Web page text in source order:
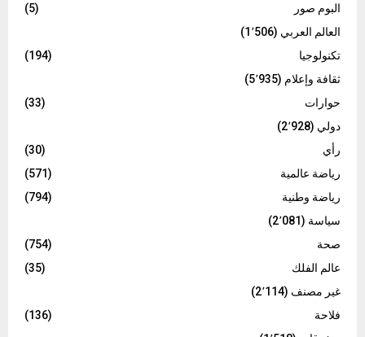
البوم صور
(5)
العالم العربي (1٬506)
تكنولوجيا
(194)
ثقافة وإعلام (5٬935)
حوارات
(33)
دولي (2٬928)
رأي
(30)
رياضة عالمية
(571)
رياضة وطنية
(794)
سياسة (2٬081)
صحة
(754)
عالم الفلك
(35)
غير مصنف (2٬114)
فلاحة
(136)